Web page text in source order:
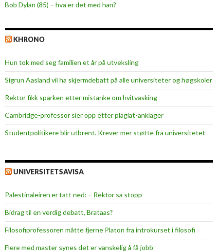
Bob Dylan (85) – hva er det med han?
KHRONO
Hun tok med seg familien et år på utveksling
Sigrun Aasland vil ha skjerm­debatt på alle universiteter og høgskoler
Rektor fikk sparken etter mistanke om hvitvasking
Cambridge-professor sier opp etter plagiat-anklager
Studentpolitikere blir utbrent. Krever mer støtte fra universitetet
UNIVERSITETSAVISA
Palestinaleiren er tatt ned: – Rektor sa stopp
Bidrag til en verdig debatt, Brataas?
Filosofiprofessoren måtte fjerne Platon fra introkurset i filosofi
Flere med master synes det er vanskelig å få jobb